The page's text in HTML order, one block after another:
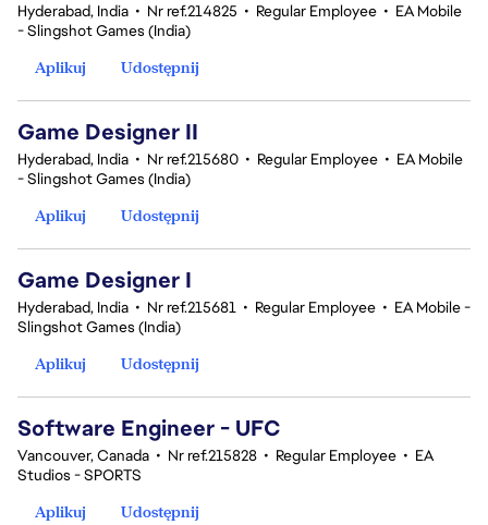
Hyderabad, India • Nr ref.214825 • Regular Employee • EA Mobile
- Slingshot Games (India)
Aplikuj
Udostępnij
Game Designer II
Hyderabad, India • Nr ref.215680 • Regular Employee • EA Mobile
- Slingshot Games (India)
Aplikuj
Udostępnij
Game Designer I
Hyderabad, India • Nr ref.215681 • Regular Employee • EA Mobile -
Slingshot Games (India)
Aplikuj
Udostępnij
Software Engineer - UFC
Vancouver, Canada • Nr ref.215828 • Regular Employee • EA
Studios - SPORTS
Aplikuj
Udostępnij